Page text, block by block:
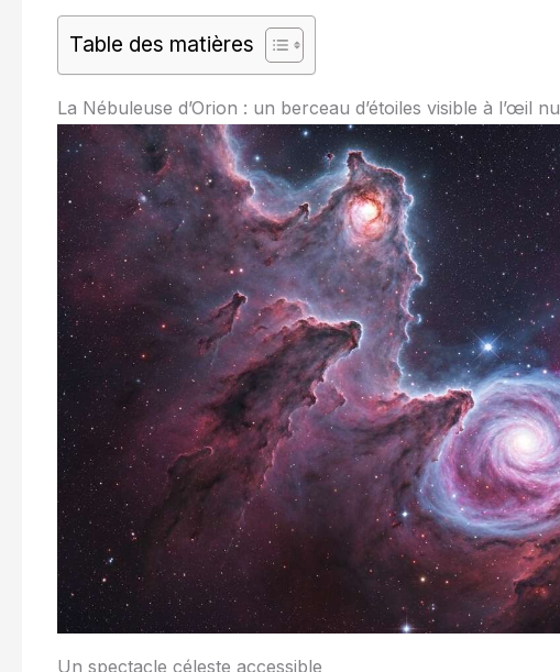
Table des matières
La Nébuleuse d’Orion : un berceau d’étoiles visible à l’œil nu
Un spectacle céleste accessible